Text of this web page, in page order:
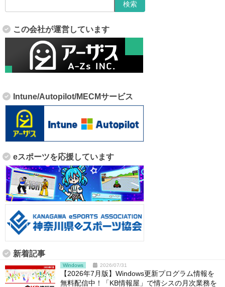
この会社が運営しています
Intune/Autopilot/MECMサービス
eスポーツを応援しています
新着記事
Windows 2026/07/31
【2026年7月版】Windows更新プログラム情報を
無料配信中！「KB情報屋」で情シスの月次業務を